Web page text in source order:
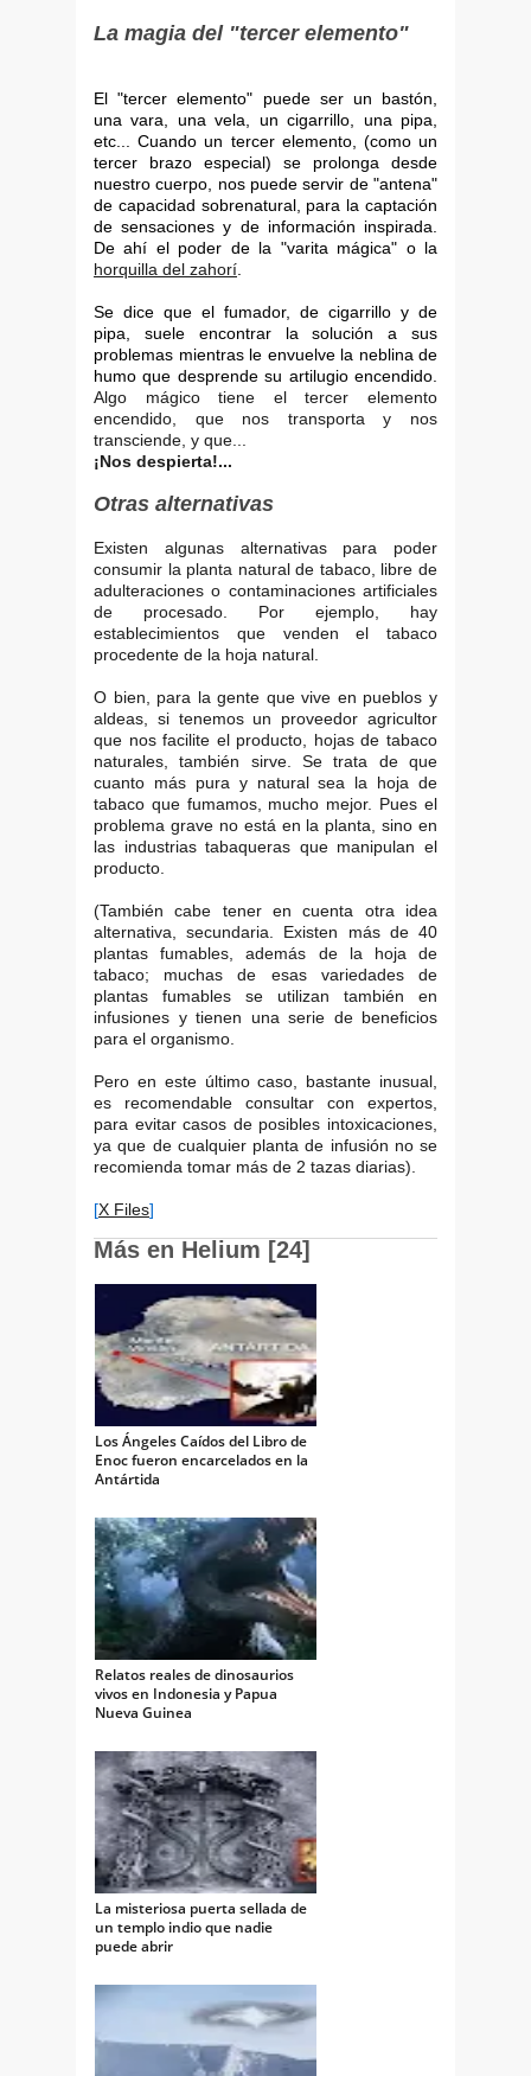
La magia del "tercer elemento"
El "tercer elemento" puede ser un bastón,
una vara, una vela, un cigarrillo, una pipa,
etc... Cuando un tercer elemento, (como un
tercer brazo especial) se prolonga desde
nuestro cuerpo, nos puede servir de "antena"
de capacidad sobrenatural, para la captación
de sensaciones y de información inspirada.
De ahí el poder de la "varita mágica" o la
horquilla del zahorí
Se dice que el fumador, de cigarrillo y de
pipa, suele encontrar la solución a sus
problemas mientras le envuelve la neblina de
humo que desprende su artilugio encendido.
Algo mágico tiene el tercer elemento
encendido, que nos transporta y nos
transciende, y que...
¡Nos despierta!...
Otras alternativas
Existen algunas alternativas para poder
consumir la planta natural de tabaco, libre de
adulteraciones o contaminaciones artificiales
de procesado. Por ejemplo, hay
establecimientos que venden el tabaco
procedente de la hoja natural.
O bien, para la gente que vive en pueblos y
aldeas, si tenemos un proveedor agricultor
que nos facilite el producto, hojas de tabaco
naturales, también sirve. Se trata de que
cuanto más pura y natural sea la hoja de
tabaco que fumamos, mucho mejor. Pues el
problema grave no está en la planta, sino en
las industrias tabaqueras que manipulan el
producto.
(También cabe tener en cuenta otra idea
alternativa, secundaria. Existen más de 40
plantas fumables, además de la hoja de
tabaco; muchas de esas variedades de
plantas fumables se utilizan también en
infusiones y tienen una serie de beneficios
para el organismo.
Pero en este último caso, bastante inusual,
es recomendable consultar con expertos,
para evitar casos de posibles intoxicaciones,
ya que de cualquier planta de infusión no se
recomienda tomar más de 2 tazas diarias).
[X Files]
Más en Helium [24]
Los Ángeles Caídos del Libro de
Enoc fueron encarcelados en la
Antártida
Relatos reales de dinosaurios
vivos en Indonesia y Papua
Nueva Guinea
La misteriosa puerta sellada de
un templo indio que nadie
puede abrir